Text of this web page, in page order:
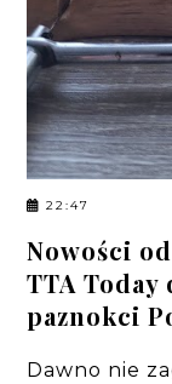
22:47
Nowości
TTA
paznokci
Dawno nie